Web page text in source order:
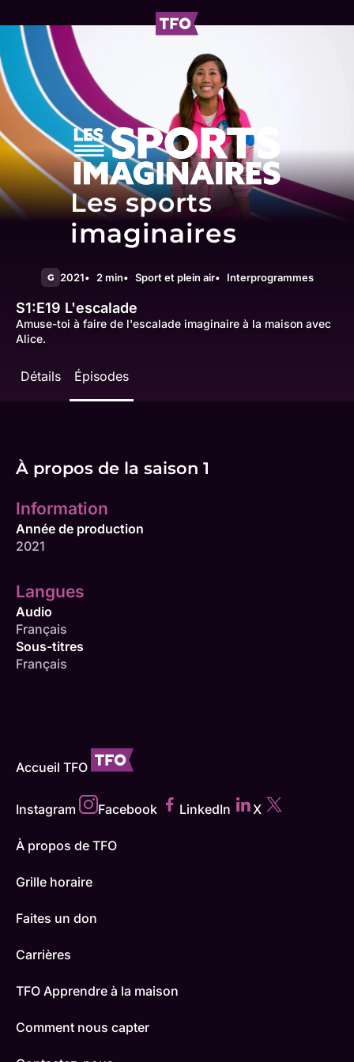
Les sports
imaginaires
G 2021 2 min Sport et plein air Interprogrammes
S1:E19 L'escalade
Amuse-toi à faire de l'escalade imaginaire à la maison avec
Alice.
Détails Épisodes
À propos de la saison 1
Information
Année de production
2021
Langues
Audio
Français
Sous-titres
Français
Accueil TFO
Instagram Facebook LinkedIn X
À propos de TFO
Grille horaire
Faites un don
Carrières
TFO Apprendre à la maison
Comment nous capter